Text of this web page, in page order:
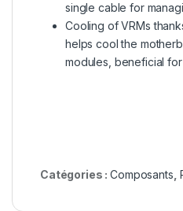
single cable for
Cooling of VRMs
helps cool the
modules, beneficial
Catégories :Composants